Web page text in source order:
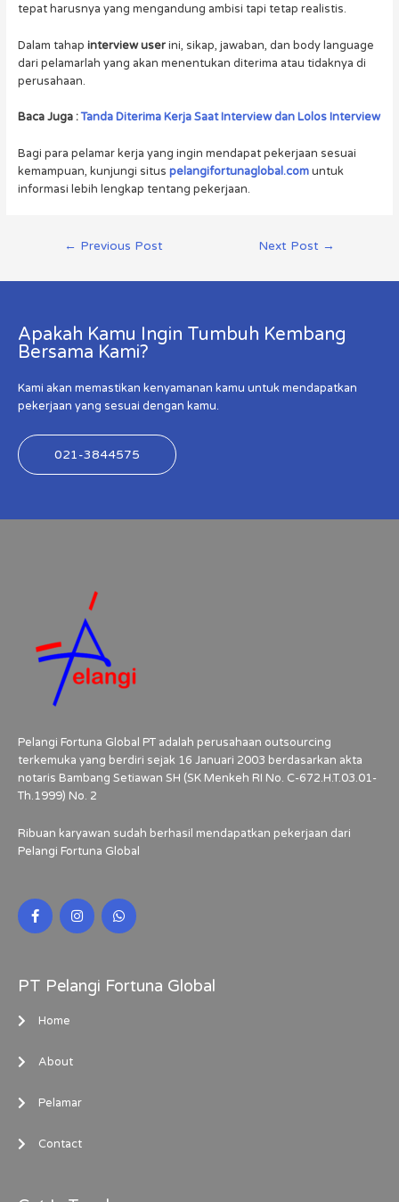
tepat harusnya yang mengandung ambisi tapi tetap realistis.
Dalam tahap interview userini, sikap, jawaban, dan body language
dari pelamarlah yang akan menentukan diterima atau tidaknya di
perusahaan.
Baca Juga :Tanda Diterima Kerja Saat Interview dan Lolos Interview
Bagi para pelamar kerja yang ingin mendapat pekerjaan sesuai
kemampuan, kunjungi situs pelangifortunaglobal.comuntuk
informasi lebih lengkap tentang pekerjaan.
← Previous Post Next Post →
Apakah Kamu Ingin Tumbuh Kembang
Bersama Kami?
Kami akan memastikan kenyamanan kamu untuk mendapatkan
pekerjaan yang sesuai dengan kamu.
021-3844575
Pelangi Fortuna Global PT adalah perusahaan outsourcing
terkemuka yang berdiri sejak 16 Januari 2003 berdasarkan akta
notaris Bambang Setiawan SH (SK Menkeh RI No. C-672.H.T.03.01-
Th.1999) No. 2
Ribuan karyawan sudah berhasil mendapatkan pekerjaan dari
Pelangi Fortuna Global
PT Pelangi Fortuna Global
Home
About
Pelamar
Contact